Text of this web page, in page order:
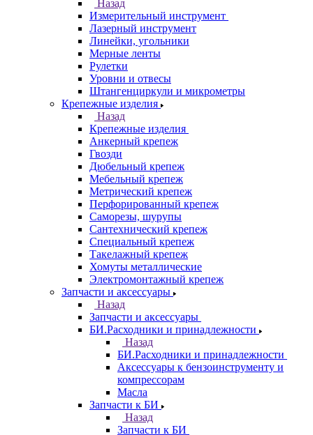
Назад
Измерительный инструмент
Лазерный инструмент
Линейки, угольники
Мерные ленты
Рулетки
Уровни и отвесы
Штангенциркули и микрометры
Крепежные изделия
Назад
Крепежные изделия
Анкерный крепеж
Гвозди
Дюбельный крепеж
Мебельный крепеж
Метрический крепеж
Перфорированный крепеж
Саморезы, шурупы
Сантехнический крепеж
Специальный крепеж
Такелажный крепеж
Хомуты металлические
Электромонтажный крепеж
Запчасти и аксессуары
Назад
Запчасти и аксессуары
БИ.Расходники и принадлежности
Назад
БИ.Расходники и принадлежности
Аксессуары к бензоинструменту и
компрессорам
Масла
Запчасти к БИ
Назад
Запчасти к БИ